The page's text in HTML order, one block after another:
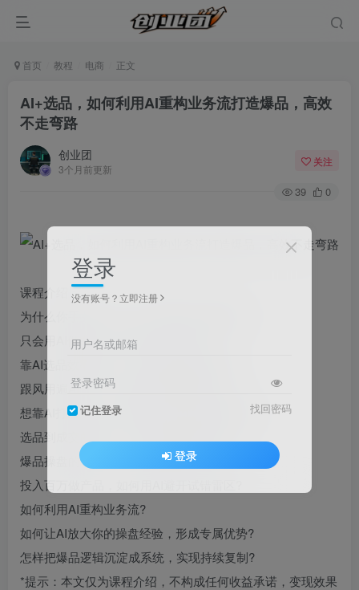
首页 教程 电商 正文
AI+选品，如何利用AI重构业务流打造爆品，高效
不走弯路
创业团
3个月前更新
关注
39 0
课程介绍：
为什么你手握AI工具，却依旧做不出爆品?
只会用AI做内容，流量来了却留不住?
靠AI选品效率飙升，为何还是賺不到钱?
跟风用遍AI工具，到底踩了哪些隐形坑?
想靠AI打造爆品，必须先打通全业务流逻辑
选品到成交的闭环，AI该如何精准落地?
爆品操盘的核心卡点，你到底找对了吗?
投入百万做产品，如何用AI避开试错雷区?
如何利用AI重构业务流?
如何让AI放大你的操盘经验，形成专属优势?
怎样把爆品逻辑沉淀成系统，实现持续复制?
*提示：本文仅为课程介绍，不构成任何收益承诺，变现效果
登录
没有账号？立即注册
用户名或邮箱
登录密码
记住登录 找回密码
登录